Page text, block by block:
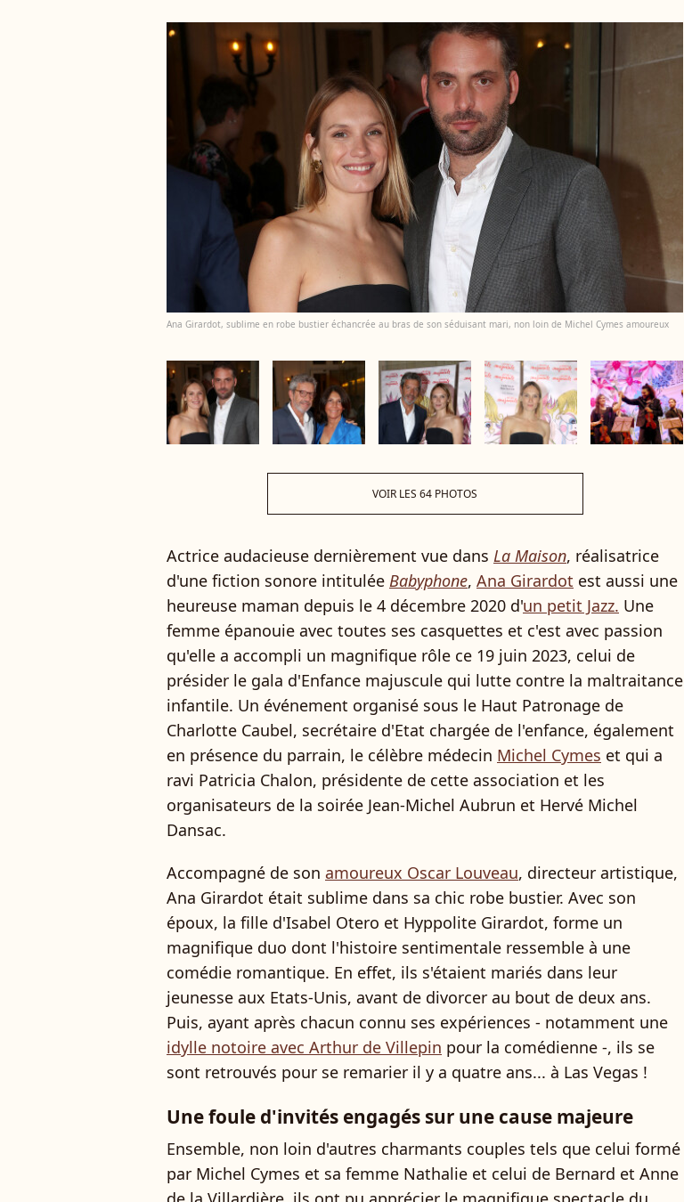
Ana Girardot, sublime en robe bustier échancrée au bras de son séduisant mari, non loin de Michel Cymes amoureux
VOIR LES 64 PHOTOS
Actrice audacieuse dernièrement vue dans La Maison, réalisatrice
d'une fiction sonore intitulée Babyphone, Ana Girardot est aussi une
heureuse maman depuis le 4 décembre 2020 d'un petit Jazz. Une
femme épanouie avec toutes ses casquettes et c'est avec passion
qu'elle a accompli un magnifique rôle ce 19 juin 2023, celui de
présider le gala d'Enfance majuscule qui lutte contre la maltraitance
infantile. Un événement organisé sous le Haut Patronage de
Charlotte Caubel, secrétaire d'Etat chargée de l'enfance, également
en présence du parrain, le célèbre médecin Michel Cymes et qui a
ravi Patricia Chalon, présidente de cette association et les
organisateurs de la soirée Jean-Michel Aubrun et Hervé Michel
Dansac.
Accompagné de son amoureux Oscar Louveau, directeur artistique,
Ana Girardot était sublime dans sa chic robe bustier. Avec son
époux, la fille d'Isabel Otero et Hyppolite Girardot, forme un
magnifique duo dont l'histoire sentimentale ressemble à une
comédie romantique. En effet, ils s'étaient mariés dans leur
jeunesse aux Etats-Unis, avant de divorcer au bout de deux ans.
Puis, ayant après chacun connu ses expériences - notamment une
idylle notoire avec Arthur de Villepin pour la comédienne -, ils se
sont retrouvés pour se remarier il y a quatre ans... à Las Vegas !
Une foule d'invités engagés sur une cause majeure
Ensemble, non loin d'autres charmants couples tels que celui formé
par Michel Cymes et sa femme Nathalie et celui de Bernard et Anne